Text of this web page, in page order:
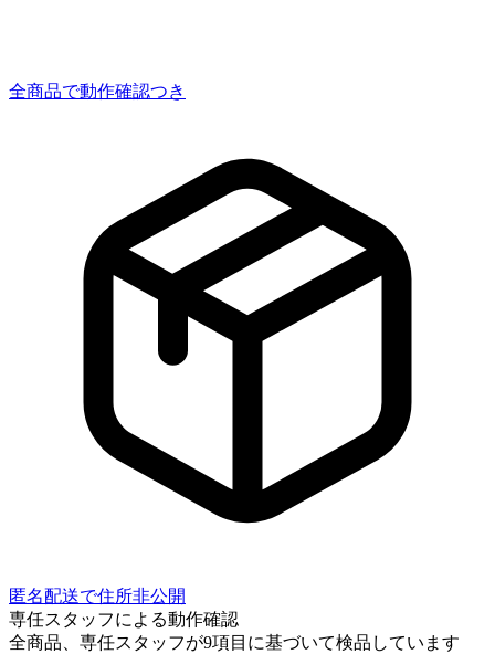
全商品で動作確認つき
匿名配送で住所非公開
専任スタッフによる動作確認
全商品、専任スタッフが9項目に基づいて検品しています